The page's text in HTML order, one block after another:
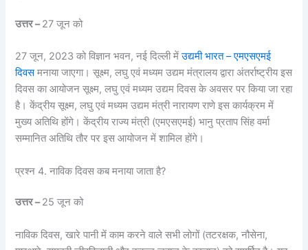
उत्तर –27 जून को
27 जून, 2023 को विज्ञान भवन, नई दिल्ली मेंउद्यमी भारत – एमएसएमई
दिवसमनाया जाएगा। सूक्ष्म, लघु एवं मध्यम उद्यम मंत्रालय द्वारा अंतर्राष्ट्रीय इस
दिवस का आयोजन सूक्ष्म, लघु एवं मध्यम उद्यम दिवस के अवसर पर किया जा रहा
है। केंद्रीय सूक्ष्म, लघु एवं मध्यम उद्यम मंत्री नारायण राणे इस कार्यक्रम में
मुख्य अतिथि होंगे। केंद्रीय राज्य मंत्री (एमएसएमई) भानु प्रताप सिंह वर्मा
सम्मानित अतिथि तौर पर इस आयोजन में शामिल होंगे।
प्रश्न 4. नाविक दिवस कब मनाया जाता है?
उत्तर –25 जून को
नाविक दिवस, खारे पानी में काम करने वाले सभी लोगों (तटरक्षक, नौसेना,